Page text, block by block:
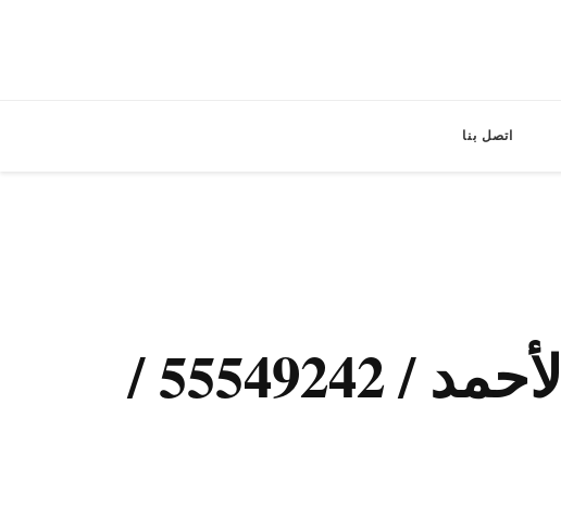
اتصل بنا
شركات تنظيف منازل مدينة صباح الأحمد / 55549242 /